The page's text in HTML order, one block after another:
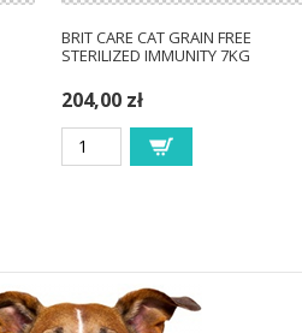
BRIT CARE CAT GRAIN FREE
STERILIZED IMMUNITY 7KG
204,00 zł